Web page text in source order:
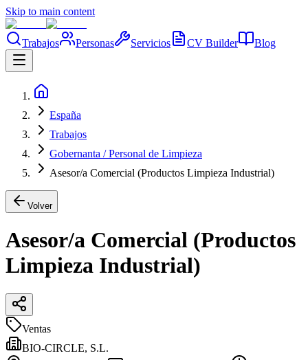
Skip to main content
Trabajos Personas Servicios CV Builder Blog
España
Trabajos
Gobernanta / Personal de Limpieza
Asesor/a Comercial (Productos Limpieza Industrial)
Volver
Asesor/a Comercial (Productos
Limpieza Industrial)
Ventas
BIO-CIRCLE, S.L.